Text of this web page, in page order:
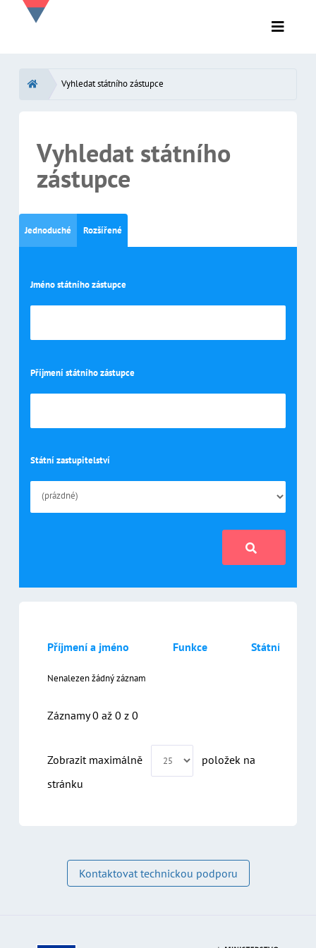
Vyhledat státního zástupce
Vyhledat státního
zástupce
Jednoduché Rozšířené
Jméno státního zástupce
Příjmení státního zástupce
Státní zastupitelství
Příjmení a jméno Funkce Státní
Nenalezen žádný záznam
Záznamy 0 až 0 z 0
Kontaktovat technickou podporu